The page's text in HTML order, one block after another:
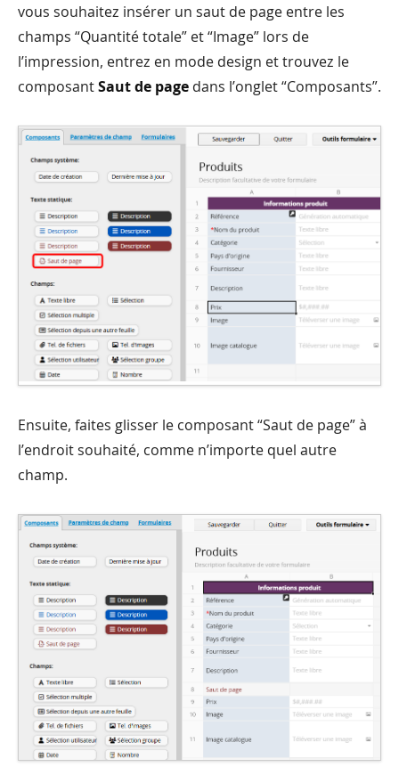
vous souhaitez insérer un saut de page entre les
champs “Quantité totale” et “Image” lors de
l’impression, entrez en mode design et trouvez le
composantSaut de page dans l’onglet “Composants”.
Ensuite, faites glisser le composant “Saut de page” à
l’endroit souhaité, comme n’importe quel autre
champ.